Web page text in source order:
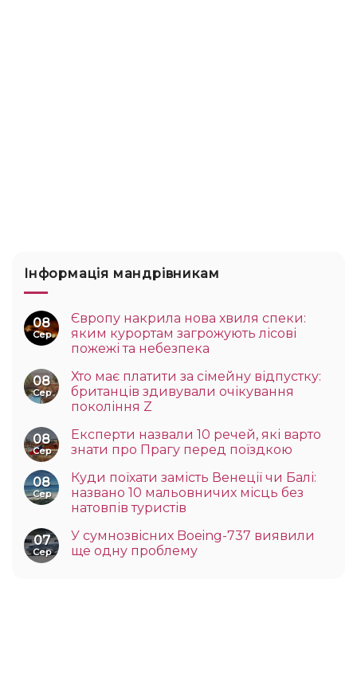
Інформація мандрівникам
08
Сер
Європу накрила нова хвиля спеки:
яким курортам загрожують лісові
пожежі та небезпека
08
Сер
Хто має платити за сімейну відпустку:
британців здивували очікування
покоління Z
08
Сер
Експерти назвали 10 речей, які варто
знати про Прагу перед поїздкою
08
Сер
Куди поїхати замість Венеції чи Балі:
названо 10 мальовничих місць без
натовпів туристів
07
Сер
У сумнозвісних Boeing-737 виявили
ще одну проблему